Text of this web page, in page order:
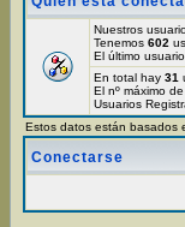
Nuestros
Tenemos 602
El último
En total hay 31
El nº máximo
Usuarios
Estos datos están basados
Conectarse